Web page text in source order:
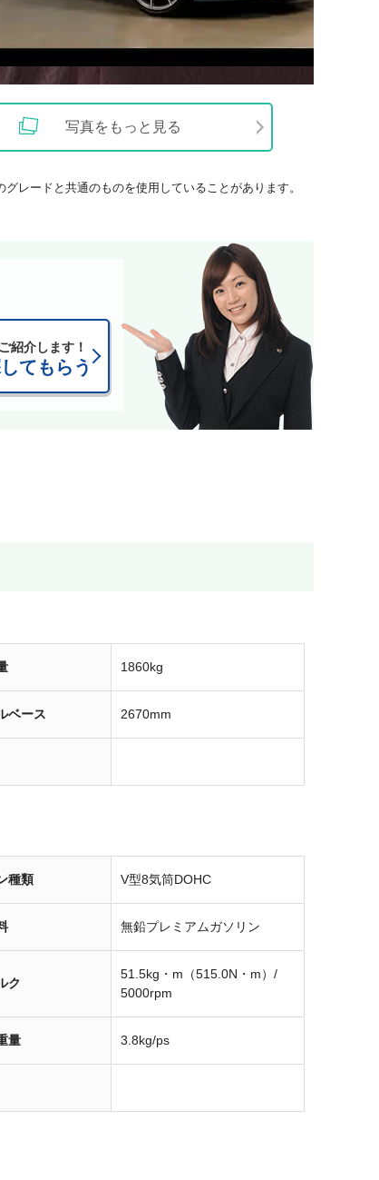
写真をもっと見る
グレードと共通のものを使用していることがあります。
紹介します！
てもらう
1860kg
ベース 2670mm
種類 V型8気筒DOHC
無鉛プレミアムガソリン
ク
51.5kg・m（515.0N・m）/
5000rpm
量 3.8kg/ps